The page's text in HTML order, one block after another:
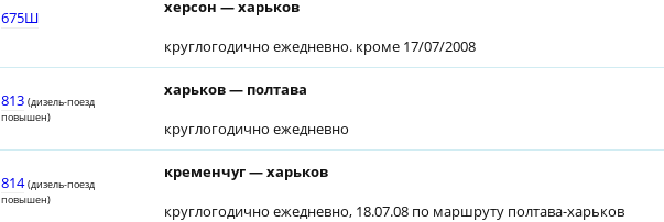
675Ш
херсон — харьков
круглогодично ежедневно. кроме 17/07/2008
813 (дизель-поезд
повышен)
харьков — полтава
круглогодично ежедневно
814 (дизель-поезд
повышен)
кременчуг — харьков
круглогодично ежедневно, 18.07.08 по маршруту полтава-харьков